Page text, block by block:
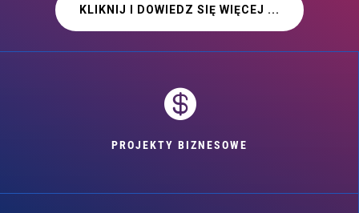
KLIKNIJ I DOWIEDZ SIĘ WIĘCEJ ...

PROJEKTY BIZNESOWE